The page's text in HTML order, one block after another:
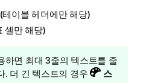
(테이블 헤더에만 해당)
셀만 해당)
하면 최대 3줄의 텍스트를 줄
. 더 긴 텍스트의 경우
스